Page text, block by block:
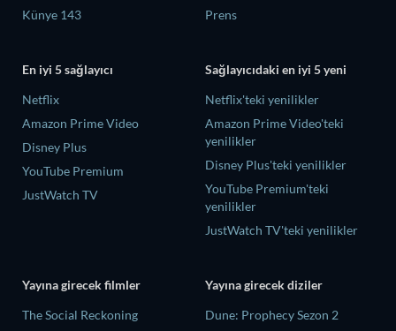
Künye 143
Prens
En iyi 5 sağlayıcı
Netflix
Amazon Prime Video
Disney Plus
YouTube Premium
JustWatch TV
Sağlayıcıdaki en iyi 5 yeni
Netflix'teki yenilikler
Amazon Prime Video'teki
yenilikler
Disney Plus'teki yenilikler
YouTube Premium'teki
yenilikler
JustWatch TV'teki yenilikler
Yayına girecek filmler
The Social Reckoning
Yayına girecek diziler
Dune: Prophecy Sezon 2